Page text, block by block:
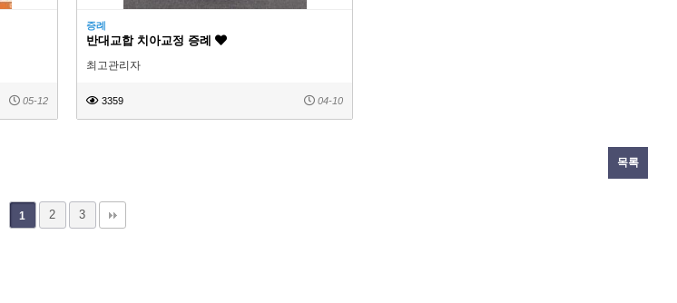
05-12
증례
반대교합 치아교정 증례
최고관리자
3359 04-10
목록
1 2 3